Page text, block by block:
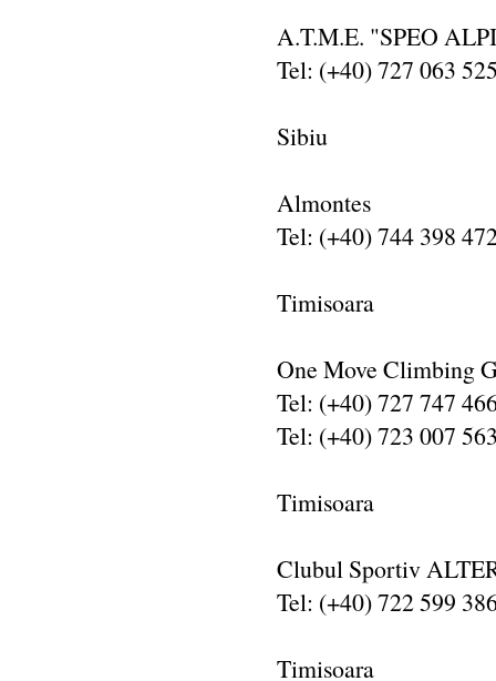
A.T.M.E. "SPEO
Tel: (+40) 727 063
Sibiu
Almontes
Tel: (+40) 744 398
Timisoara
One Move Climbing
Tel: (+40) 727 747
Tel: (+40) 723 007
Timisoara
Clubul Sportiv
Tel: (+40) 722 599
Timisoara